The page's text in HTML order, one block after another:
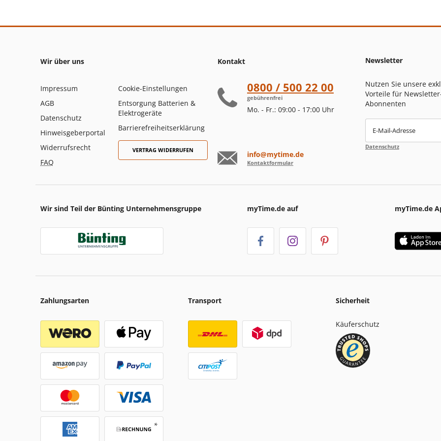
Wir über uns
Impressum
AGB
Datenschutz
Hinweisgeberportal
Widerrufsrecht
FAQ
Cookie-Einstellungen
Entsorgung Batterien &
Elektrogeräte
Barrierefreiheitserklärung
VERTRAG WIDERRUFEN
Kontakt
0800 / 500 22 00
gebührenfrei
Mo. - Fr.: 09:00 - 17:00 Uhr
info@mytime.de
Kontaktformular
Newsletter
Nutzen Sie unsere
Vorteile für
Abonnenten
E-Mail-Adresse
Datenschutz
Wir sind Teil der Bünting Unternehmensgruppe myTime.de auf myTime.de
Zahlungsarten Transport Sicherheit
Käuferschutz